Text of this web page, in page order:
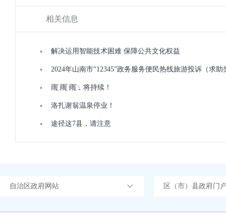
相关信息
解决运用智能技术困难 保障公共文化权益
2024年山南市“12345”政务服务便民热线旅游投诉（求
雨҈ 雨҈ 雨҈，将持续！
洛扎谢翁温泉停业！
途径这7县，请注意
自治区政府网站 区（市）县政府门